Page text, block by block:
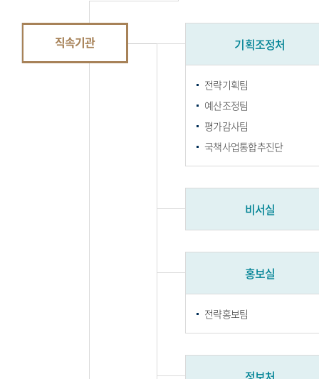
직속기관 기획조정처
전략기획팀
예산조정팀
평가감사팀
국책사업통합추진단
비서실
홍보실
전략홍보팀